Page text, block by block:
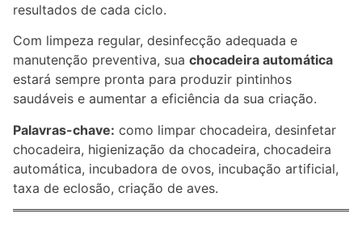
resultados de cada ciclo.
Com limpeza regular, desinfecção adequada e
manutenção preventiva, sua chocadeira automática
estará sempre pronta para produzir pintinhos
saudáveis e aumentar a eficiência da sua criação.
Palavras-chave: como limpar chocadeira, desinfetar
chocadeira, higienização da chocadeira, chocadeira
automática, incubadora de ovos, incubação artificial,
taxa de eclosão, criação de aves.